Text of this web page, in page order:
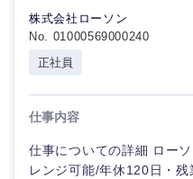
SCM
SCM
自動車・機械・船舶
秋田県
福島県
株式会社ローソン
No. 01000569000240
正社員
仕事内容
仕事についての詳細 ロー
レンジ可能/年休120日・